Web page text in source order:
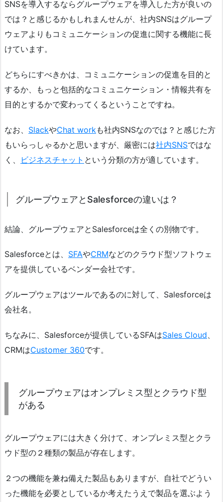
SNSを導入するならグループウェアを導入した方が良いの
では？と感じるかもしれまんせんが、社内SNSはグループ
ウェアよりもコミュニケーションの促進に関する機能に長
けています。
どちらにすべきかは、コミュニケーションの促進を目的と
するか、もっと包括的なコミュニケーション・情報共有を
目的とするかで変わってくるということですね。
なお、 SlackやChat work も社内SNSなのでは？と感じた方
もいらっしゃるかと思いますが、厳密には社内SNSではな
く、
ビジネスチャット という分類の方が適しています。
グループウェアとSalesforceの違いは？
結論、グループウェアとSalesforceは全くの別物です。
Salesforceとは、 SFAやCRMなどのクラウド型ソフトウェ
アを提供しているベンダー会社です。
グループウェアはツールであるのに対して、Salesforceは
会社名。
ちなみに、Salesforceが提供しているSFAはSales Cloud、
CRMはCustomer 360です。
グループウェアはオンプレミス型とクラウド型
がある
グループウェアには大きく分けて、オンプレミス型とクラ
ウド型の２種類の製品が存在します。
２つの機能を兼ね備えた製品もありますが、自社でどうい
った機能を必要としているか考えたうえで製品を選ぶよう